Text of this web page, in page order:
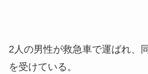
2人の男性が救急車で運ばれ、
を受けている。